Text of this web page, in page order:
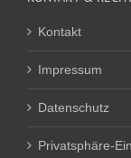
Kontakt
Impressum
Datenschutz
Privatsphäre-